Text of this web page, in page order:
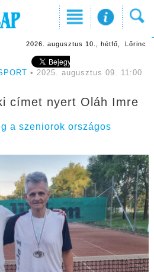
2026. augusztus 10., hétfő, Lőrinc
• 2025. augusztus 09. 11:00
címet nyert Oláh Imre
a szeniorok országos